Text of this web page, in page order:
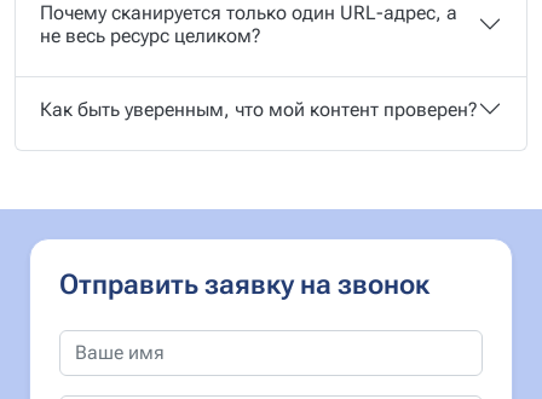
Почему сканируется только один URL-адрес, а
не весь ресурс целиком?
Как быть уверенным, что мой контент проверен?
Отправить заявку на звонок